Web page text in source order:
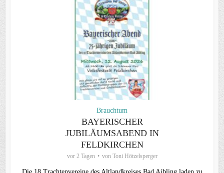
Brauchtum
BAYERISCHER
JUBILÄUMSABEND IN
FELDKIRCHEN
vor 2 Tagen von Toni Hötzelsperger